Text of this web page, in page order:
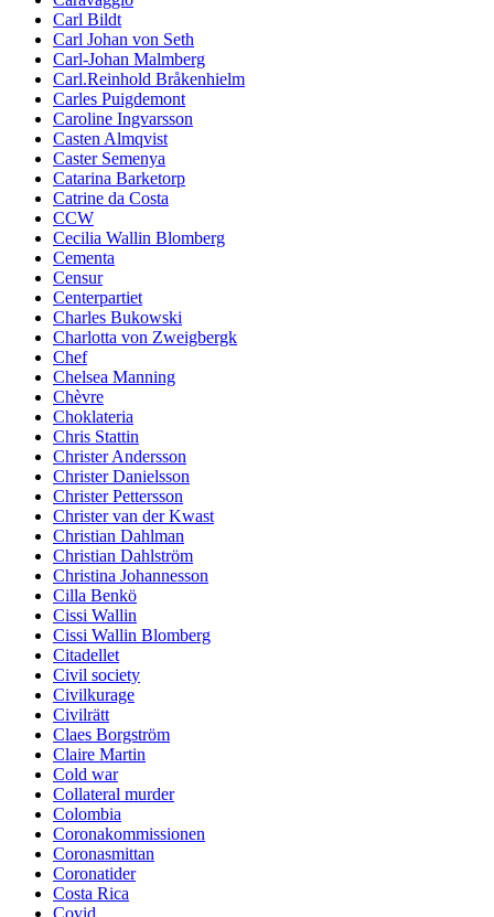
Carl Bildt
Carl Johan von Seth
Carl-Johan Malmberg
Carl.Reinhold Bråkenhielm
Carles Puigdemont
Caroline Ingvarsson
Casten Almqvist
Caster Semenya
Catarina Barketorp
Catrine da Costa
CCW
Cecilia Wallin Blomberg
Cementa
Censur
Centerpartiet
Charles Bukowski
Charlotta von Zweigbergk
Chef
Chelsea Manning
Chèvre
Choklateria
Chris Stattin
Christer Andersson
Christer Danielsson
Christer Pettersson
Christer van der Kwast
Christian Dahlman
Christian Dahlström
Christina Johannesson
Cilla Benkö
Cissi Wallin
Cissi Wallin Blomberg
Citadellet
Civil society
Civilkurage
Civilrätt
Claes Borgström
Claire Martin
Cold war
Collateral murder
Colombia
Coronakommissionen
Coronasmittan
Coronatider
Costa Rica
Covid